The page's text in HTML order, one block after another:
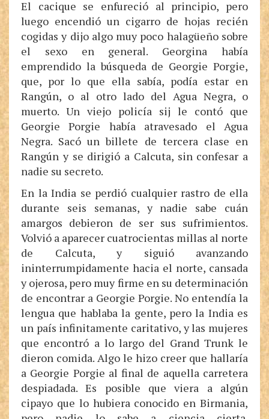
El cacique se enfureció al principio, pero
luego encendió un cigarro de hojas recién
cogidas y dijo algo muy poco halagüeño sobre
el sexo en general. Georgina había
emprendido la búsqueda de Georgie Porgie,
que, por lo que ella sabía, podía estar en
Rangún, o al otro lado del Agua Negra, o
muerto. Un viejo policía sij le contó que
Georgie Porgie había atravesado el Agua
Negra. Sacó un billete de tercera clase en
Rangún y se dirigió a Calcuta, sin confesar a
nadie su secreto.
En la India se perdió cualquier rastro de ella
durante seis semanas, y nadie sabe cuán
amargos debieron de ser sus sufrimientos.
Volvió a aparecer cuatrocientas millas al norte
de Calcuta, y siguió avanzando
ininterrumpidamente hacia el norte, cansada
y ojerosa, pero muy firme en su determinación
de encontrar a Georgie Porgie. No entendía la
lengua que hablaba la gente, pero la India es
un país infinitamente caritativo, y las mujeres
que encontró a lo largo del Grand Trunk le
dieron comida. Algo le hizo creer que hallaría
a Georgie Porgie al final de aquella carretera
despiadada. Es posible que viera a algún
cipayo que lo hubiera conocido en Birmania,